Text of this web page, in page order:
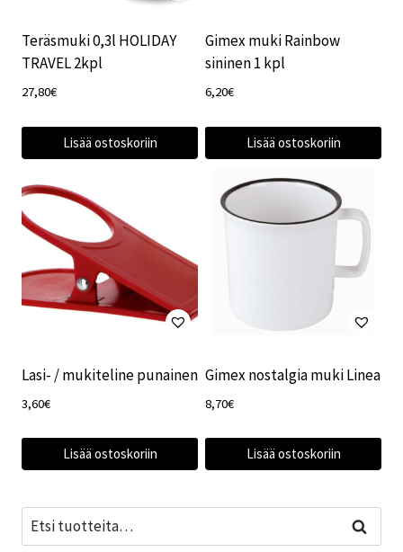
Teräsmuki 0,3l HOLIDAY
TRAVEL 2kpl
27,80€
Lisää ostoskoriin
Gimex muki Rainbow
sininen 1 kpl
6,20€
Lisää ostoskoriin
Lasi- / mukiteline punainen
3,60€
Lisää ostoskoriin
Gimex nostalgia muki Linea
8,70€
Lisää ostoskoriin
Etsi: Haku